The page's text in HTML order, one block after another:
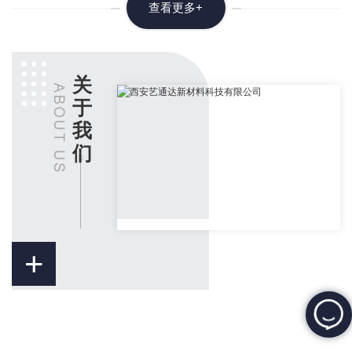
查看更多+
关
于
我
们
+